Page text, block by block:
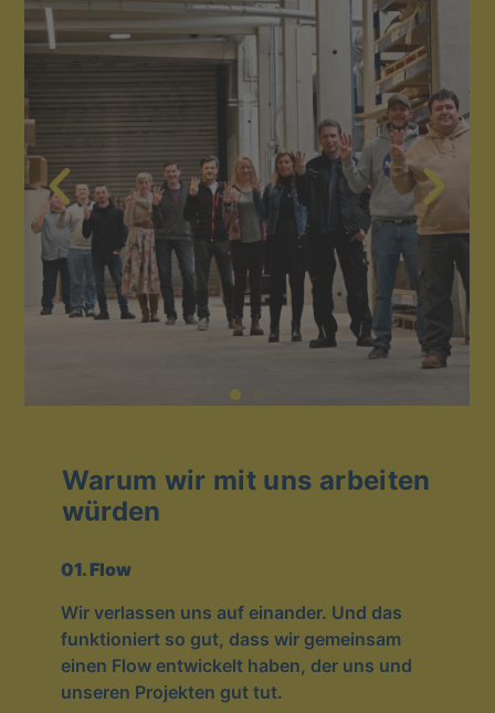
Warum wir mit uns arbeiten
würden
01. Flow
Wir ver­las­sen uns auf ein­an­der. Und das
funk­tio­niert so gut, dass wir gemein­sam
einen Flow ent­wi­ckelt haben, der uns und
unse­ren Pro­jek­ten gut tut.